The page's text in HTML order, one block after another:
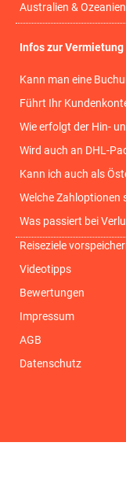
Australien & Ozeanien
Infos zur Vermietung
Kann man eine
Führt Ihr
Wie erfolgt der Hin-
Wird auch an DHL-
Kann ich auch als
Welche Zahloptionen
Was passiert bei
Reiseziele
Videotipps
Bewertungen
Impressum
AGB
Datenschutz